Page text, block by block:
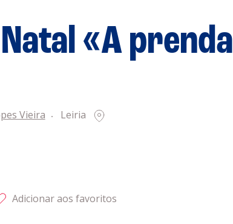
«A prenda
Vieira Leiria
Adicionar aos favoritos